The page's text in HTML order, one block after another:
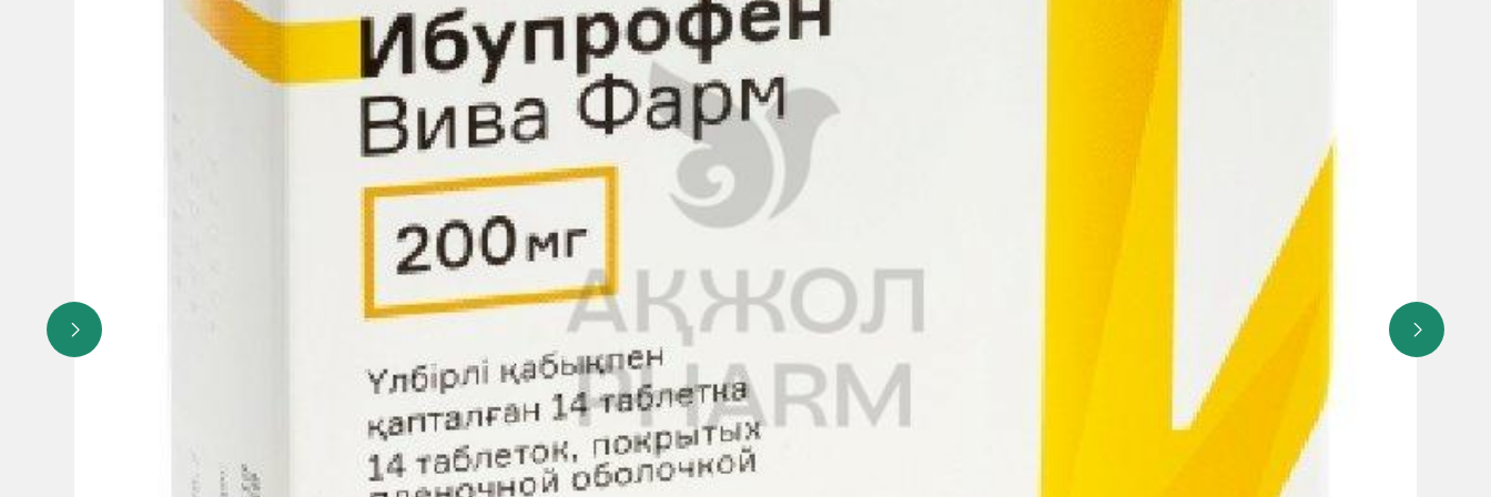
по 1 таблетке (400 мг) до 2- 3- раза в сутки
Максимальная суточная доза– 1200 мг (3 таблетки)
Не принимать более 1200 мг (3 таблетки ) в течение 24 часов.
Дети старше 12 лет и подростки до 18 лет :
по 1 таблетке (400 мг) до 2 раз в сутки
Максимальная суточная доза – 800 мг (2 таблетки).
Не принимать более 800 мг (2 таблетки) по 400 мг в течение 24 часов.
Детям до 12 лет прием препарата ИБУПРОФЕН-АКОС противопоказан.
Специальной коррекции дозы не требуется. Применять с большой осторожностью из-за возможных нежелательных явлений. Проводить тщательный контроль во время лечения на
кровотечения из желудочно-кишечного тракта .
Для пациентов с нарушениями функции почек легкой и средней степени тяжести снижения дозы препарата не требуется.
Пациенты с почечной недостаточностью
При нарушении функции печени легкой и средней степени тяжести снижения дозы не требуется.
Метод и путь введения
Таблетки ИБУПРОФЕН-АКОС предназначены для приема внутрь. Таблетки следует проглатывать целиком и запивать большим количеством воды (минимум полстакана). Во
избежание неприятных ощущений в ротовой полости и раздражения горла, таблетки нельзя разжевывать, ломать либо дробить. Рекомендуется применять препарат во время либо
Частота применения с указанием времени приема
Интервал между приемом таблеток должен составлять не менее 4 - 6 часов.
Препарат предназначент для применения в течение короткого периода времени.